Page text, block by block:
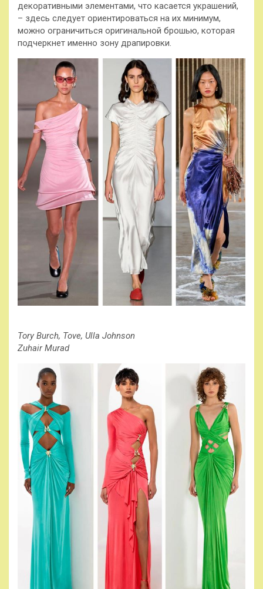
декоративными элементами, что касается украшений,
– здесь следует ориентироваться на их минимум,
можно ограничиться оригинальной брошью, которая
подчеркнет именно зону драпировки.
Tory Burch, Tove, Ulla Johnson
Zuhair Murad